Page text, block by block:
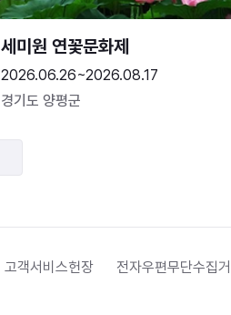
세미원 연꽃문화제
2026.06.26~2026.08.17
경기도 양평군
고객서비스헌장
전자우편무단수집